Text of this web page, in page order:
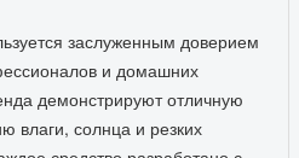
заслуженным доверием
и домашних
демонстрируют отличную
влаги, солнца и резких